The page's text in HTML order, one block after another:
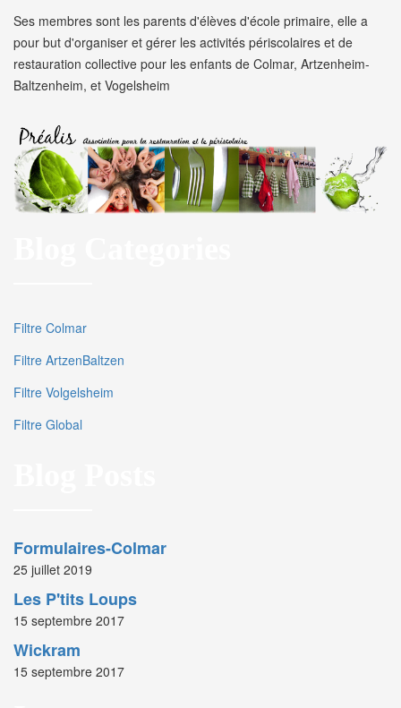
Ses membres sont les parents d'élèves d'école primaire, elle a
pour but d'organiser et gérer les activités périscolaires et de
restauration collective pour les enfants de Colmar, Artzenheim-
Baltzenheim, et Vogelsheim
Filtre Colmar
Filtre ArtzenBaltzen
Filtre Volgelsheim
Filtre Global
Formulaires-Colmar
25 juillet 2019
Les P'tits Loups
15 septembre 2017
Wickram
15 septembre 2017